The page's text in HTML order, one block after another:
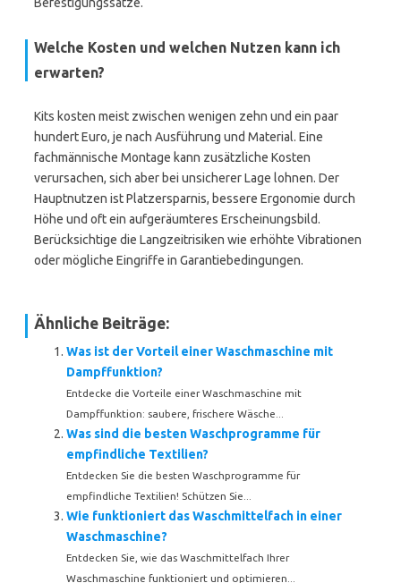
Welche Kosten und welchen Nutzen kann ich
erwarten?
Kits kosten meist zwischen wenigen zehn und ein paar
hundert Euro, je nach Ausführung und Material. Eine
fachmännische Montage kann zusätzliche Kosten
verursachen, sich aber bei unsicherer Lage lohnen. Der
Hauptnutzen ist Platzersparnis, bessere Ergonomie durch
Höhe und oft ein aufgeräumteres Erscheinungsbild.
Berücksichtige die Langzeitrisiken wie erhöhte Vibrationen
oder mögliche Eingriffe in Garantiebedingungen.
Ähnliche Beiträge:
Was ist der Vorteil einer Waschmaschine mit
Dampffunktion?
Entdecke die Vorteile einer Waschmaschine mit
Dampffunktion: saubere, frischere Wäsche...
Was sind die besten Waschprogramme für
empfindliche Textilien?
Entdecken Sie die besten Waschprogramme für
empfindliche Textilien! Schützen Sie...
Wie funktioniert das Waschmittelfach in einer
Waschmaschine?
Entdecken Sie, wie das Waschmittelfach Ihrer
Waschmaschine funktioniert und optimieren...